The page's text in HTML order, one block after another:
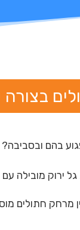
בצורה
בהם ובסביבה?
מובילה
מרחק חתולים